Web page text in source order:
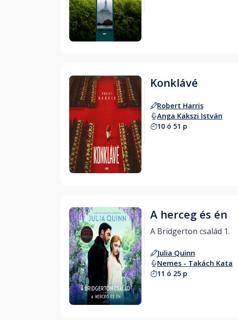
Hallgass bele
Hallgass bele
Konklávé
Robert Harris
Anga Kakszi István
10 ó 51 p
Hallgass bele
A herceg és én
Julia Quinn
Nemes - Takách Kata
11 ó 25 p